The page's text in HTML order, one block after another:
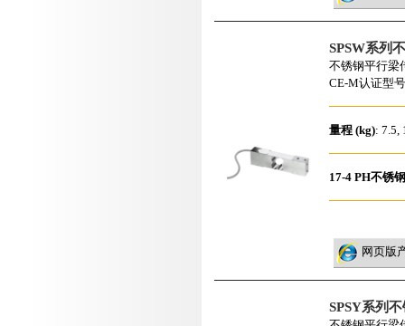
SPSW系列
不锈钢平行梁
CE-M认证型
量程 (kg): 7.5,
17-4 PH不锈
网页版
SPSY系列